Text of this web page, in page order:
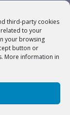
third-party cookies
to your
your browsing
button or
More information in